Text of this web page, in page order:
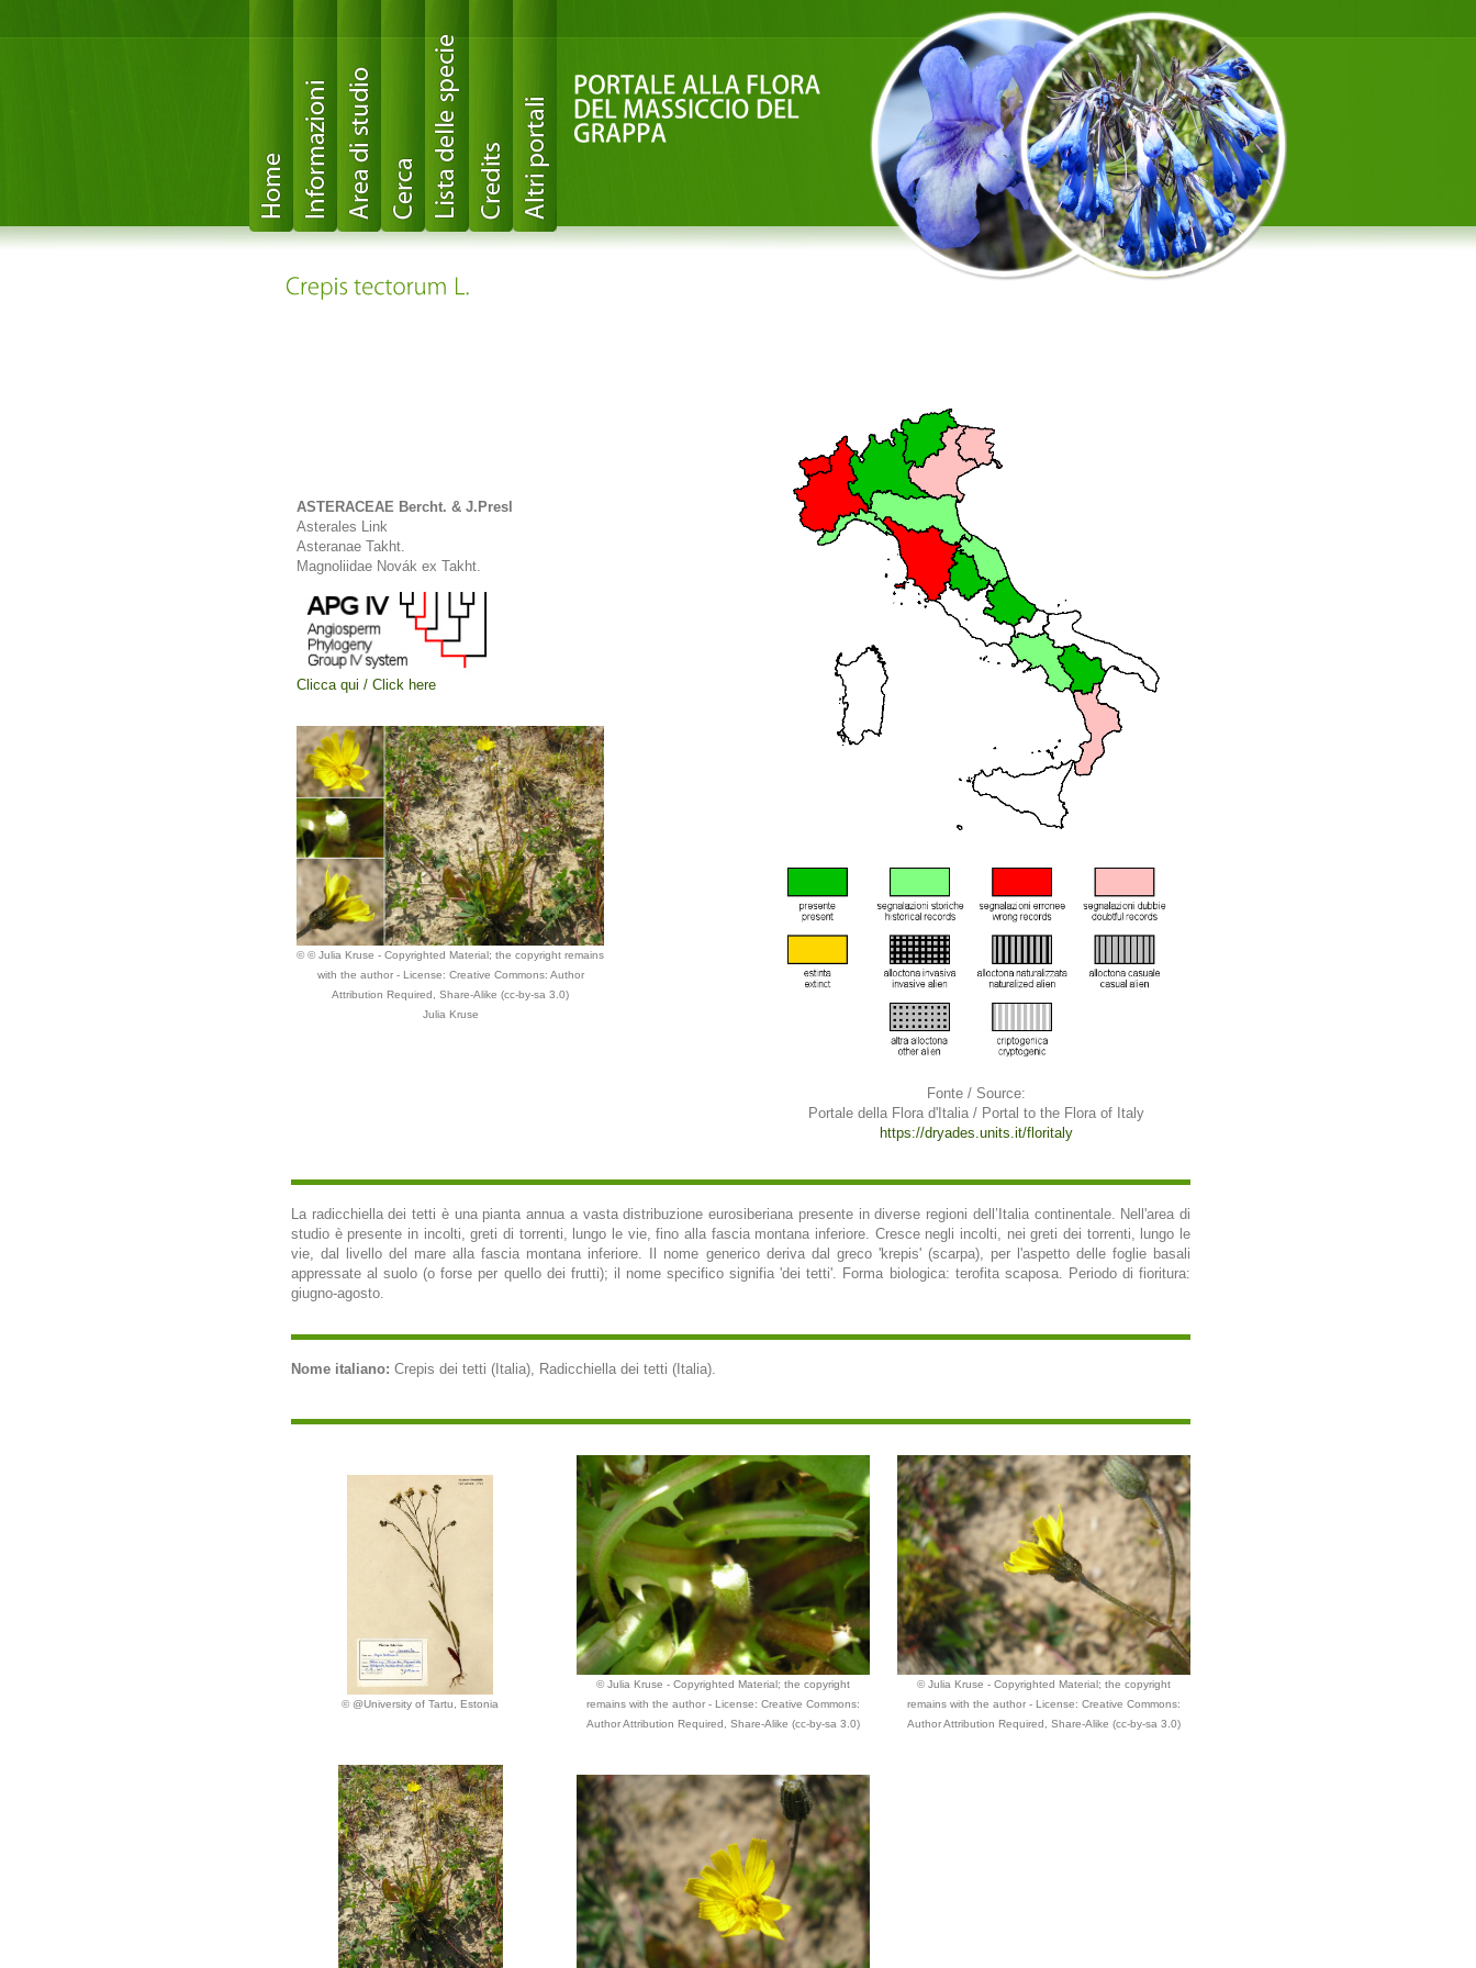
ASTERACEAE Bercht. & J.Presl
Asterales Link
Asteranae Takht.
Magnoliidae Novák ex Takht.
Clicca qui / Click here
© © Julia Kruse - Copyrighted Material; the copyright remains
with the author - License: Creative Commons: Author
Attribution Required, Share-Alike (cc-by-sa 3.0)
Julia Kruse
Fonte / Source:
Portale della Flora d'Italia / Portal to the Flora of Italy
https://dryades.units.it/floritaly
La radicchiella dei tetti è una pianta annua a vasta distribuzione eurosiberiana presente in diverse regioni dell’Italia continentale. Nell'area di
studio è presente in incolti, greti di torrenti, lungo le vie, fino alla fascia montana inferiore. Cresce negli incolti, nei greti dei torrenti, lungo le
vie, dal livello del mare alla fascia montana inferiore. Il nome generico deriva dal greco 'krepis' (scarpa), per l'aspetto delle foglie basali
appressate al suolo (o forse per quello dei frutti); il nome specifico signifia 'dei tetti'. Forma biologica: terofita scaposa. Periodo di fioritura:
giugno-agosto.
Nome italiano: Crepis dei tetti (Italia), Radicchiella dei tetti (Italia).
© @University of Tartu, Estonia
© Julia Kruse - Copyrighted Material; the copyright
remains with the author - License: Creative Commons:
Author Attribution Required, Share-Alike (cc-by-sa 3.0)
© Julia Kruse - Copyrighted Material; the copyright
remains with the author - License: Creative Commons:
Author Attribution Required, Share-Alike (cc-by-sa 3.0)